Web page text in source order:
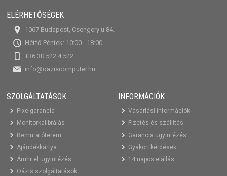
ELÉRHETŐSÉGEK
1067 Budapest, Csengery u 84.
Hétfő-Péntek: 10:00 - 18:00
+36 30 522 4 522
info@oaziscomputer.hu
SZOLGÁLTATÁSOK
Pixelgarancia
Monitorkalibrálás
Bemutatóterem
Ajándékkártya
Áruhitel ügyintézés
Oázis szolgáltatások
INFORMÁCIÓK
Vásárlási információk
Fizetés és szállítás
Garancia ügyintézés
Gyakori kérdések
14 napos elállás